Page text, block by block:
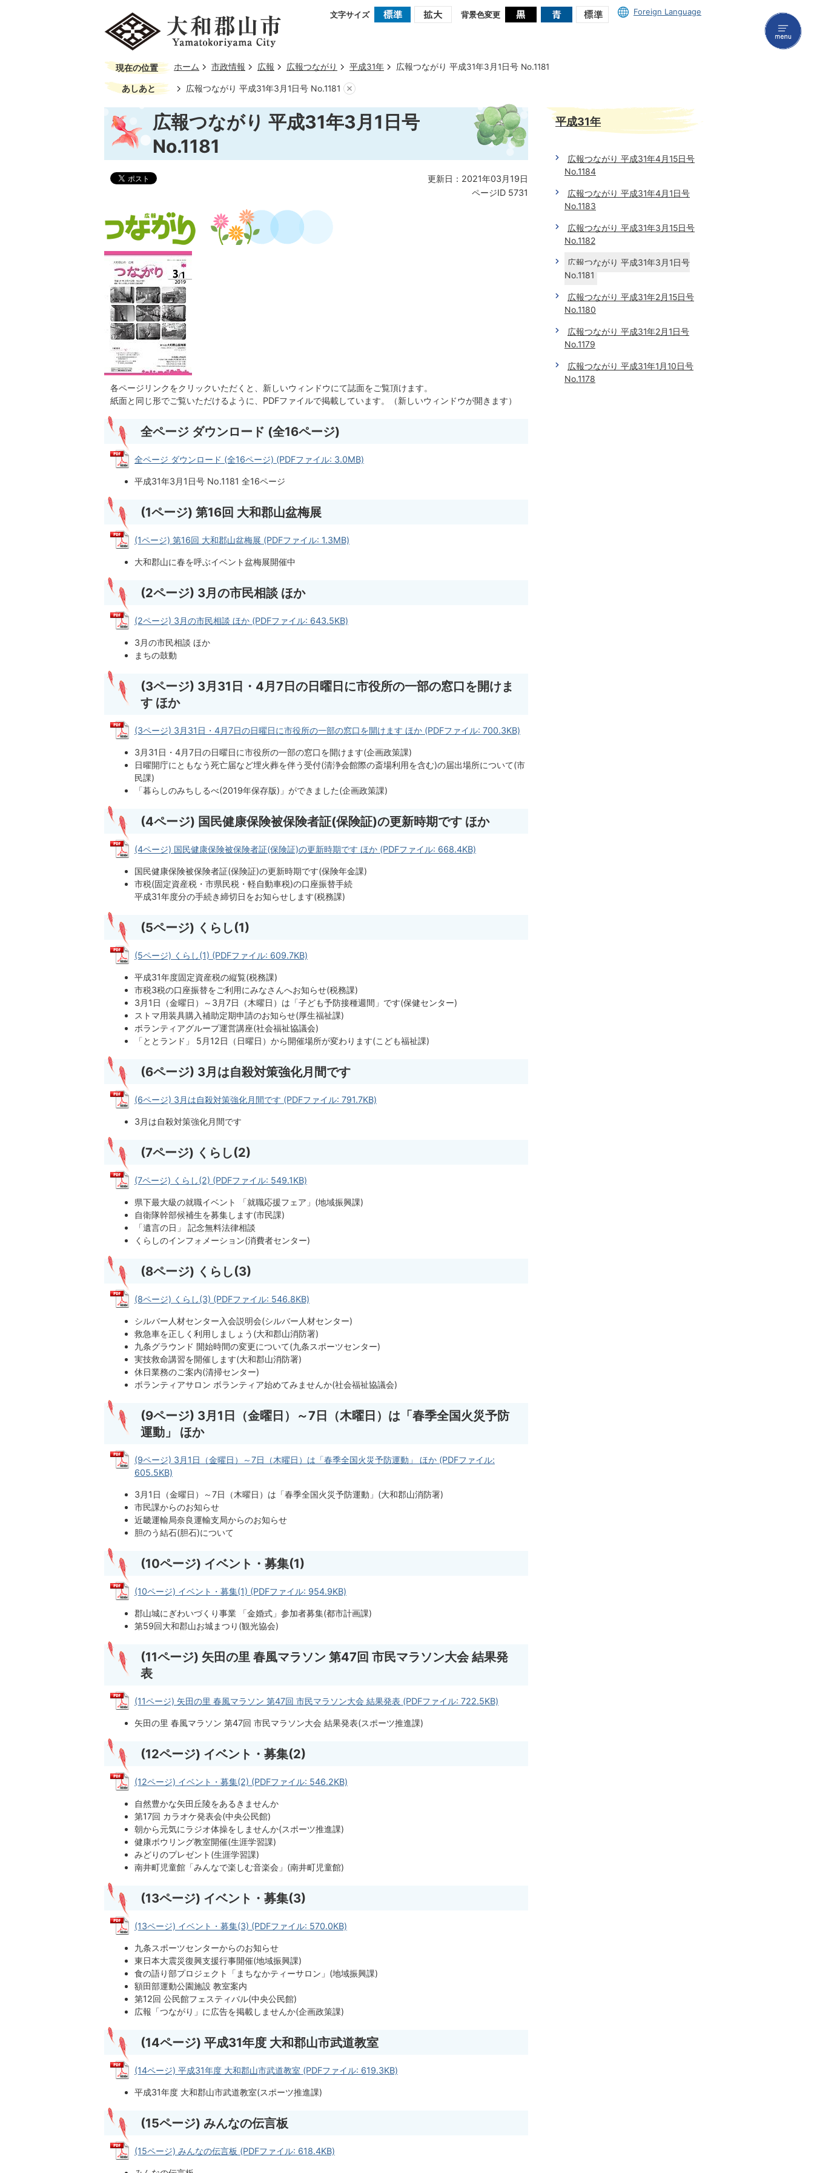
文字サイズ 背景色変更 Foreign Language
現在の位置 ホーム 市政情報 広報 広報つながり 平成31年 広報つながり 平成31年3月1日号 No.1181
あしあと 広報つながり 平成31年3月1日号 No.1181
広報つながり 平成31年3月1日号
No.1181
更新日：2021年03月19日
ページID 5731
各ページリンクをクリックいただくと、新しいウィンドウにて誌面をご覧頂けます。
紙面と同じ形でご覧いただけるように、PDFファイルで掲載しています。（新しいウィンドウが開きます）
全ページ ダウンロード (全16ページ)
全ページ ダウンロード (全16ページ) (PDFファイル: 3.0MB)
平成31年3月1日号 No.1181 全16ページ
(1ページ) 第16回 大和郡山盆梅展
(1ページ) 第16回 大和郡山盆梅展 (PDFファイル: 1.3MB)
大和郡山に春を呼ぶイベント盆梅展開催中
(2ページ) 3月の市民相談 ほか
(2ページ) 3月の市民相談 ほか (PDFファイル: 643.5KB)
3月の市民相談 ほか
まちの鼓動
(3ページ) 3月31日・4月7日の日曜日に市役所の一部の窓口を開けま
す ほか
(3ページ) 3月31日・4月7日の日曜日に市役所の一部の窓口を開けます ほか (PDFファイル: 700.3KB)
3月31日・4月7日の日曜日に市役所の一部の窓口を開けます(企画政策課)
日曜開庁にともなう死亡届など埋火葬を伴う受付(清浄会館際の斎場利用を含む)の届出場所について(市
民課)
「暮らしのみちしるべ(2019年保存版)」ができました(企画政策課)
(4ページ) 国民健康保険被保険者証(保険証)の更新時期です ほか
(4ページ) 国民健康保険被保険者証(保険証)の更新時期です ほか (PDFファイル: 668.4KB)
国民健康保険被保険者証(保険証)の更新時期です(保険年金課)
市税(固定資産税・市県民税・軽自動車税)の口座振替手続
平成31年度分の手続き締切日をお知らせします(税務課)
(5ページ) くらし(1)
(5ページ) くらし(1) (PDFファイル: 609.7KB)
平成31年度固定資産税の縦覧(税務課)
市税3税の口座振替をご利用にみなさんへお知らせ(税務課)
3月1日（金曜日）～3月7日（木曜日）は「子ども予防接種週間」です(保健センター)
ストマ用装具購入補助定期申請のお知らせ(厚生福祉課)
ボランティアグループ運営講座(社会福祉協議会)
「ととランド」 5月12日（日曜日）から開催場所が変わります(こども福祉課)
(6ページ) 3月は自殺対策強化月間です
(6ページ) 3月は自殺対策強化月間です (PDFファイル: 791.7KB)
3月は自殺対策強化月間です
(7ページ) くらし(2)
(7ページ) くらし(2) (PDFファイル: 549.1KB)
県下最大級の就職イベント 「就職応援フェア」(地域振興課)
自衛隊幹部候補生を募集します(市民課)
「遺言の日」 記念無料法律相談
くらしのインフォメーション(消費者センター)
(8ページ) くらし(3)
(8ページ) くらし(3) (PDFファイル: 546.8KB)
シルバー人材センター入会説明会(シルバー人材センター)
救急車を正しく利用しましょう(大和郡山消防署)
九条グラウンド 開始時間の変更について(九条スポーツセンター)
実技救命講習を開催します(大和郡山消防署)
休日業務のご案内(清掃センター)
ボランティアサロン ボランティア始めてみませんか(社会福祉協議会)
(9ページ) 3月1日（金曜日）～7日（木曜日）は「春季全国火災予防
運動」 ほか
(9ページ) 3月1日（金曜日）～7日（木曜日）は「春季全国火災予防運動」 ほか (PDFファイル:
605.5KB)
3月1日（金曜日）～7日（木曜日）は「春季全国火災予防運動」(大和郡山消防署)
市民課からのお知らせ
近畿運輸局奈良運輸支局からのお知らせ
胆のう結石(胆石)について
(10ページ) イベント・募集(1)
(10ページ) イベント・募集(1) (PDFファイル: 954.9KB)
郡山城にぎわいづくり事業 「金婚式」参加者募集(都市計画課)
第59回大和郡山お城まつり(観光協会)
(11ページ) 矢田の里 春風マラソン 第47回 市民マラソン大会 結果発
表
(11ページ) 矢田の里 春風マラソン 第47回 市民マラソン大会 結果発表 (PDFファイル: 722.5KB)
矢田の里 春風マラソン 第47回 市民マラソン大会 結果発表(スポーツ推進課)
(12ページ) イベント・募集(2)
(12ページ) イベント・募集(2) (PDFファイル: 546.2KB)
自然豊かな矢田丘陵をあるきませんか
第17回 カラオケ発表会(中央公民館)
朝から元気にラジオ体操をしませんか(スポーツ推進課)
健康ボウリング教室開催(生涯学習課)
みどりのプレゼント(生涯学習課)
南井町児童館「みんなで楽しむ音楽会」(南井町児童館)
(13ページ) イベント・募集(3)
(13ページ) イベント・募集(3) (PDFファイル: 570.0KB)
九条スポーツセンターからのお知らせ
東日本大震災復興支援行事開催(地域振興課)
食の語り部プロジェクト「まちなかティーサロン」(地域振興課)
額田部運動公園施設 教室案内
第12回 公民館フェスティバル(中央公民館)
広報「つながり」に広告を掲載しませんか(企画政策課)
(14ページ) 平成31年度 大和郡山市武道教室
(14ページ) 平成31年度 大和郡山市武道教室 (PDFファイル: 619.3KB)
平成31年度 大和郡山市武道教室(スポーツ推進課)
(15ページ) みんなの伝言板
(15ページ) みんなの伝言板 (PDFファイル: 618.4KB)
平成31年
広報つながり 平成31年4月15日号
No.1184
広報つながり 平成31年4月1日号
No.1183
広報つながり 平成31年3月15日号
No.1182
広報つながり 平成31年3月1日号
No.1181
広報つながり 平成31年2月15日号
No.1180
広報つながり 平成31年2月1日号
No.1179
広報つながり 平成31年1月10日号
No.1178